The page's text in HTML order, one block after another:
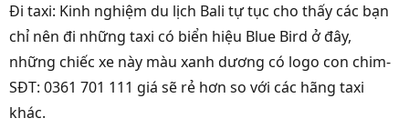
Đi taxi: Kinh nghiệm du lịch Bali tự tục cho thấy các bạn
chỉ nên đi những taxi có biển hiệu Blue Bird ở đây,
những chiếc xe này màu xanh dương có logo con chim-
SĐT: 0361 701 111 giá sẽ rẻ hơn so với các hãng taxi
khác.